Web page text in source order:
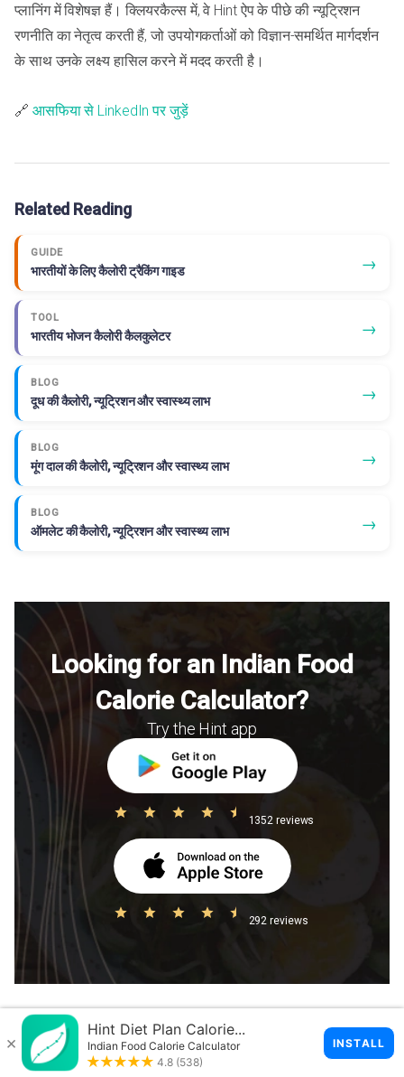
प्लानिंग में विशेषज्ञ हैं। क्लियरकैल्स में, वे Hint ऐप के पीछे की न्यूट्रिशन
रणनीति का नेतृत्व करती हैं, जो उपयोगकर्ताओं को विज्ञान-समर्थित मार्गदर्शन
के साथ उनके लक्ष्य हासिल करने में मदद करती है।
🔗 आसफिया से LinkedIn पर जुड़ें
Related Reading
GUIDE
भारतीयों के लिए कैलोरी ट्रैकिंग गाइड →
TOOL
भारतीय भोजन कैलोरी कैलकुलेटर →
BLOG
दूध की कैलोरी, न्यूट्रिशन और स्वास्थ्य लाभ →
BLOG
मूंग दाल की कैलोरी, न्यूट्रिशन और स्वास्थ्य लाभ →
BLOG
ऑमलेट की कैलोरी, न्यूट्रिशन और स्वास्थ्य लाभ →
Looking for an Indian Food
Calorie Calculator?
Try the Hint app
1352 reviews
292 reviews
Share this